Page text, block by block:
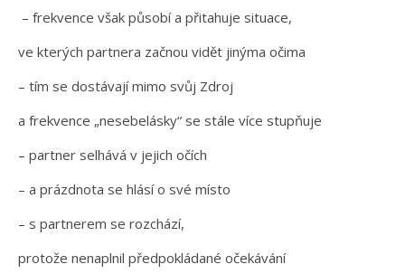
– frekvence však působí a přitahuje situace,
ve kterých partnera začnou vidět jinýma očima
– tím se dostávají mimo svůj Zdroj
a frekvence „nesebelásky“ se stále více stupňuje
– partner selhává v jejich očích
– a prázdnota se hlásí o své místo
– s partnerem se rozchází,
protože nenaplnil předpokládané očekávání